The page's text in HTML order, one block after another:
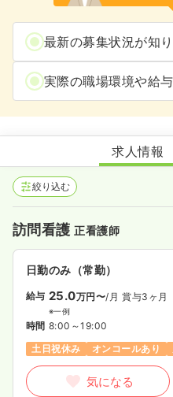
最新の募集状況が知
実際の職場環境や給
レスパイト
求人情報
絞り込む
訪問看護正看護師
日勤のみ（常勤）
給与 25.0万円〜/月 賞与3ヶ月
※一例
時間 8:00～19:00
土日祝休み
オンコールあり
気になる